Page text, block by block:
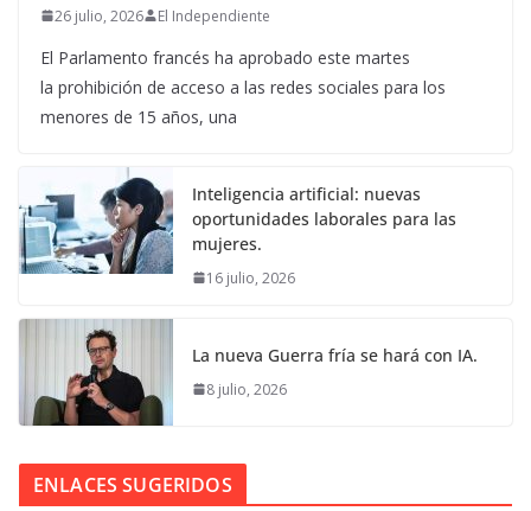
26 julio, 2026 El Independiente
El Parlamento francés ha aprobado este martes
la prohibición de acceso a las redes sociales para los
menores de 15 años, una
Inteligencia artificial: nuevas
oportunidades laborales para las
mujeres.
16 julio, 2026
La nueva Guerra fría se hará con IA.
8 julio, 2026
ENLACES SUGERIDOS